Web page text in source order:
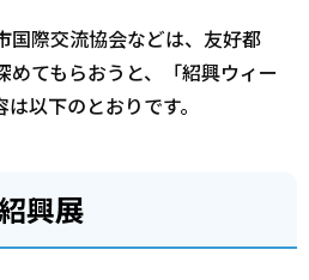
国際交流協会などは、友好都
めてもらおうと、「紹興ウィー
以下のとおりです。
興展